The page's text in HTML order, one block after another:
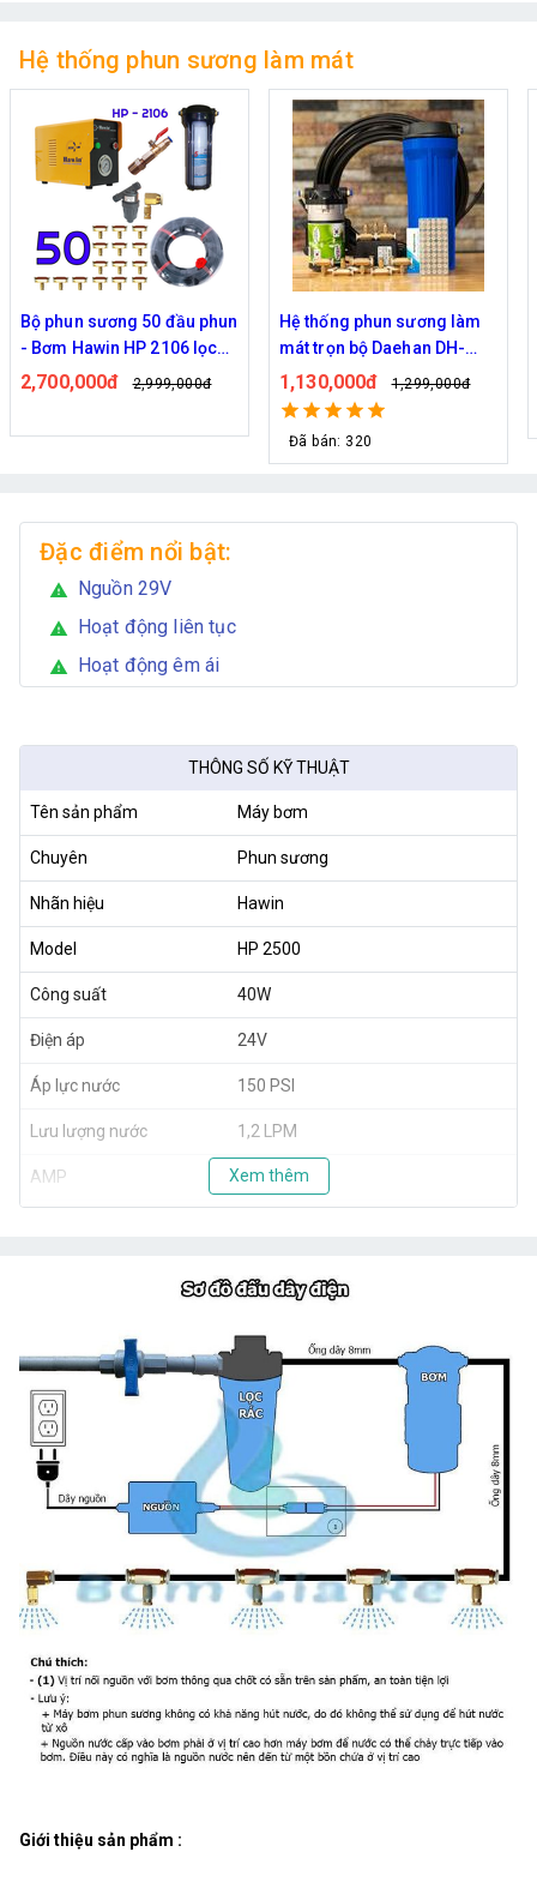
Hệ thống phun sương làm mát
Hệ thống phun sương làm
mát trọn bộ Daehan DH-
6017 20 béc
1,130,000đ 1,299,000đ
Đã bán: 320
Bộ phun sương làm mát
Haita HP-3000 45 béc ( 50M
dây )
2,000,000đ 2,439,000đ
Đặc điểm nổi bật:
warning Nguồn 29V
warning Hoạt động liên tục
warning Hoạt động êm ái
THÔNG SỐ KỸ THUẬT
Tên sản phẩm Máy bơm
Chuyên Phun sương
Nhãn hiệu Hawin
Model HP 2500
Công suất 40W
Điện áp 24V
Áp lực nước 150 PSI
Lưu lượng nước 1,2 LPM
AMP 0.8A
Xem thêm
Giới thiệu sản phẩm :